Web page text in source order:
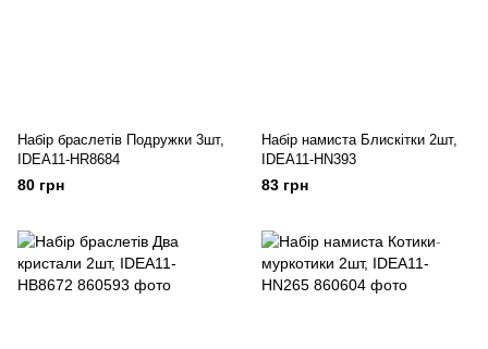
Набір браслетів Подружки 3шт,
IDEA11-HR8684
80 грн
Набір намиста Блискітки 2шт,
IDEA11-HN393
83 грн